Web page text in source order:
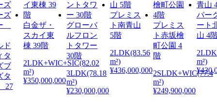
ド
タ
ブ
タ
27
白金ザ・
スカイ東
棟 39階
2LDK+WIC+SIC(82.02
m²)
¥350,000,000
グローバ
ルフロン
トタワー
30階
3LDK(78.18
m²)
¥230,000,000
プレミス
ト南青山
5階
2LDK(83.56
m²)
¥436,000,000
プレミス
ト赤坂檜
町公園 4
階
2SLDK+WIC(77.4
m²)
¥249,900,000
パー
ート
山 4
m²)